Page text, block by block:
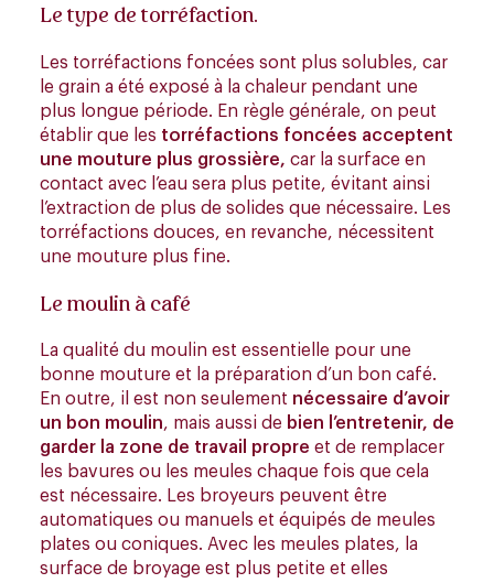
Le type de torréfaction.
Les torréfactions foncées sont plus solubles, car
le grain a été exposé à la chaleur pendant une
plus longue période. En règle générale, on peut
établir que les torréfactions foncées acceptent
une mouture plus grossière, car la surface en
contact avec l’eau sera plus petite, évitant ainsi
l’extraction de plus de solides que nécessaire. Les
torréfactions douces, en revanche, nécessitent
une mouture plus fine.
Le moulin à café
La qualité du moulin est essentielle pour une
bonne mouture et la préparation d’un bon café.
En outre, il est non seulement nécessaire d’avoir
un bon moulin, mais aussi de bien l’entretenir, de
garder la zone de travail propre et de remplacer
les bavures ou les meules chaque fois que cela
est nécessaire. Les broyeurs peuvent être
automatiques ou manuels et équipés de meules
plates ou coniques. Avec les meules plates, la
surface de broyage est plus petite et elles